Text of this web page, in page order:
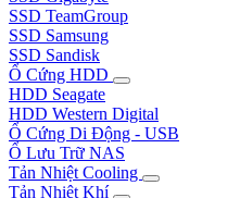
SSD TeamGroup
SSD Samsung
SSD Sandisk
Ổ Cứng HDD
HDD Seagate
HDD Western Digital
Ổ Cứng Di Động - USB
Ổ Lưu Trữ NAS
Tản Nhiệt Cooling
Tản Nhiệt Khí